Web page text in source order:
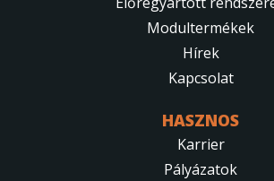
Modultermékek
Hírek
Kapcsolat
HASZNOS
Karrier
Pályázatok